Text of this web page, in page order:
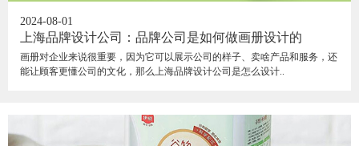
2024-08-01
上海品牌设计公司：品牌公司是如何做画册设计的
画册对企业来说很重要，因为它可以展示公司的样子、卖啥产品和服务，还
能让顾客更懂公司的文化，那么上海品牌设计公司是怎么设计..